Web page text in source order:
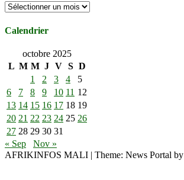
Archives
Calendrier
octobre 2025
L M M J V S D
1
2 3 4
5
6
7 8 9 10 11 12
13 14 15 16 17 18 19
20 21 22 23 24 25 26
27 28 29 30 31
« Sep
Nov »
AFRIKINFOS MALI | Theme: News Portal by